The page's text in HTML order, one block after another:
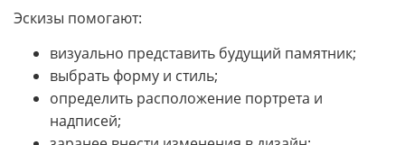
Эскизы помогают:
визуально представить будущий памятник;
выбрать форму и стиль;
определить расположение портрета и
надписей;